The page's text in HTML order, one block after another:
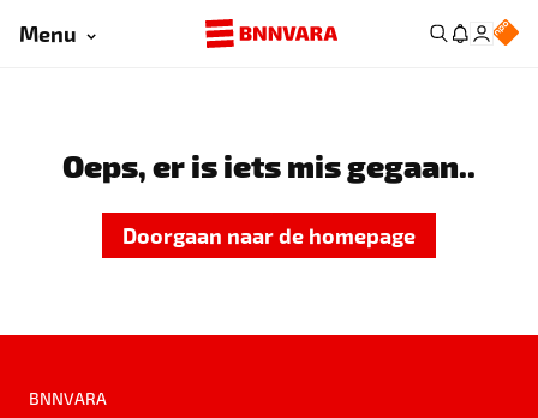
Menu
Oeps, er is iets mis gegaan..
Doorgaan naar de homepage
BNNVARA